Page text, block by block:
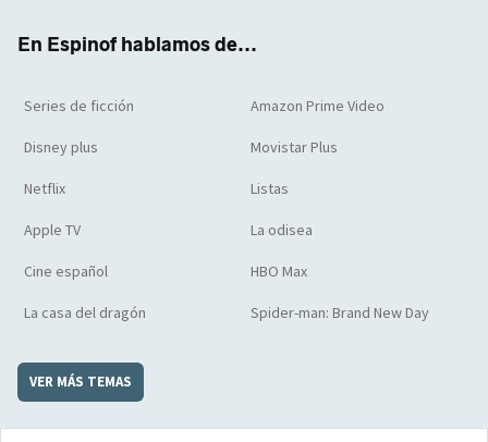
En Espinof hablamos de...
Series de ficción Amazon Prime Video
Disney plus Movistar Plus
Netflix Listas
Apple TV La odisea
Cine español HBO Max
La casa del dragón Spider-man: Brand New Day
VER MÁS TEMAS